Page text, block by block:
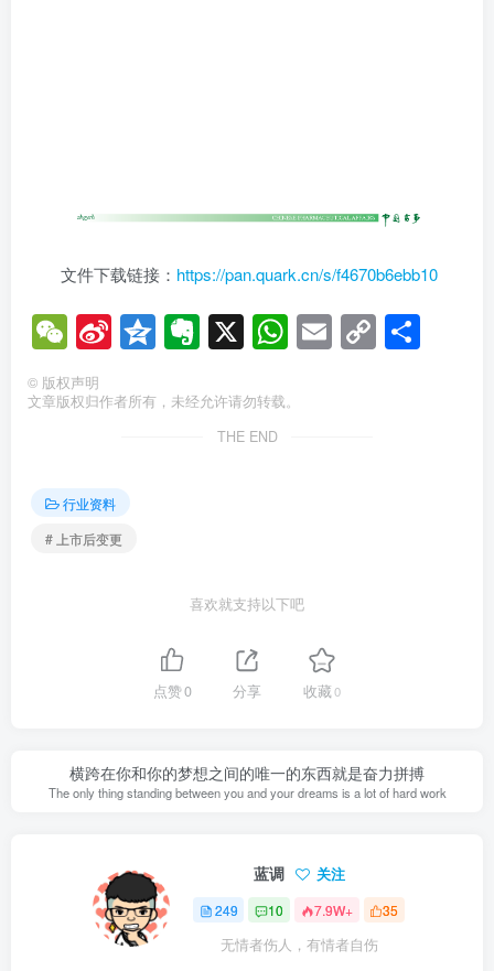
文件下载链接： https://pan.quark.cn/s/f4670b6ebb10
WeChat
SinaQzone
Evernote
X WhatsApp
Email
Copy
© 版权声明
文章版权归作者所有，未经允许请勿转载。
THE END
行业资料
# 上市后变更
喜欢就支持以下吧
点赞0 分享 收藏0
横跨在你和你的梦想之间的唯一的东西就是奋力拼搏
The only thing standing between you and your dreams is a lot of hard work
蓝调 关注
249 10 7.9W+ 35
无情者伤人，有情者自伤